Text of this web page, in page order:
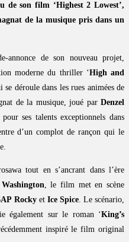
de son film ‘Highest 2 Lowest’,
de la musique pris dans un
annonce de son nouveau projet,
moderne du thriller ‘High and
déroule dans les rues animées de
de la musique, joué par Denzel
ses talents exceptionnels dans
d’un complot de rançon qui le
tout en s’ancrant dans l’ère
, le film met en scène
Rockyet Ice Spice. Le scénario,
également sur le roman ‘King’s
inspiré le film original